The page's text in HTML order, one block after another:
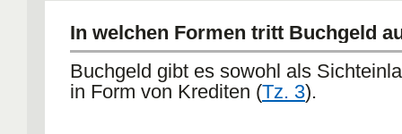
In welchen Formen tritt Buchgeld
Buchgeld gibt es sowohl als
in Form von Krediten (Tz. 3).